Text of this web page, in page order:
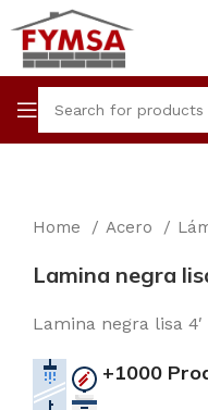
Home Acero
Lamina negra
Lamina negra lisa
+1000